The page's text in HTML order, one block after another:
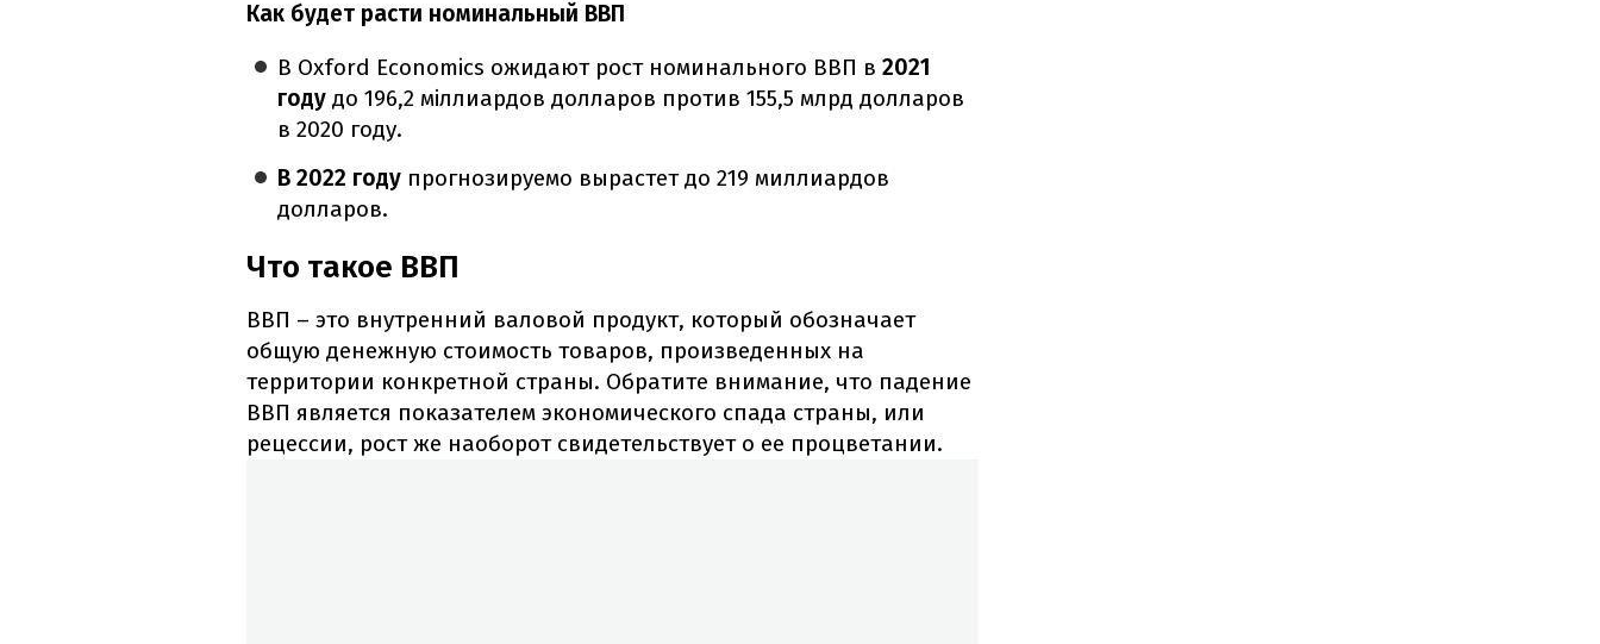
Как будет расти номинальный ВВП
В Oxford Economics ожидают рост номинального ВВП в2021
году до 196,2 міллиардов долларов против 155,5 млрд долларов
в 2020 году.
В 2022 году прогнозируемо вырастет до 219 миллиардов
долларов.
Что такое ВВП
ВВП – это внутренний валовой продукт, который обозначает
общую денежную стоимость товаров, произведенных на
территории конкретной страны. Обратите внимание, что падение
ВВП является показателем экономического спада страны, или
рецессии, рост же наоборот свидетельствует о ее процветании.